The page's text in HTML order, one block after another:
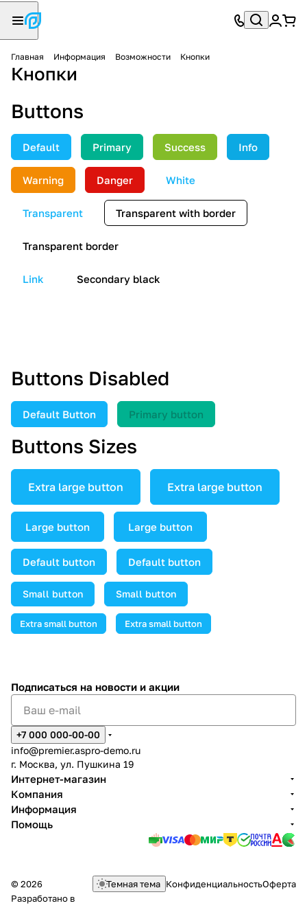
Главная Информация Возможности Кнопки
Кнопки
Buttons
Default Primary Success Info
Warning Danger White
Transparent Transparent with border
Transparent border
Link Secondary black
Buttons Disabled
Default Button Primary button
Buttons Sizes
Extra large button Extra large button
Large button Large button
Default button Default button
Small button Small button
Extra small button Extra small button
Подписаться на новости и акции
+7 000 000-00-00
info@premier.aspro-demo.ru
г. Москва, ул. Пушкина 19
Интернет-магазин
Компания
Информация
Помощь
© 2026 Темная тема КонфиденциальностьОферта
Разработано в